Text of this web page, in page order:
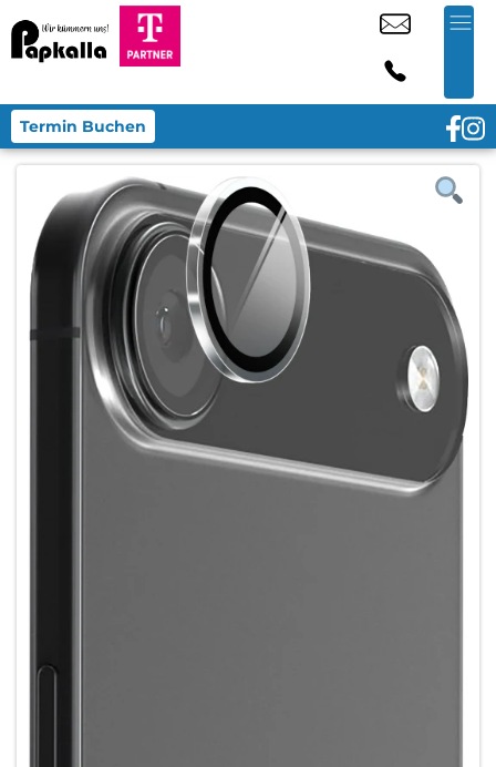
Termin Buchen